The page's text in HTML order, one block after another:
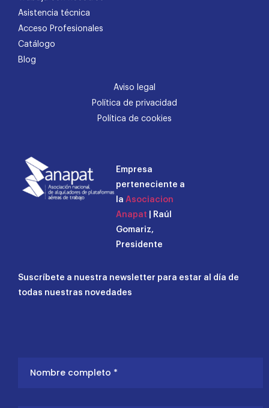
Asistencia técnica
Acceso Profesionales
Catálogo
Blog
Aviso legal
Política de privacidad
Política de cookies
Empresa
perteneciente a
la Asociacion
Anapat | Raúl
Gomariz,
Presidente
Suscríbete a nuestra newsletter para estar al día de
todas nuestras novedades